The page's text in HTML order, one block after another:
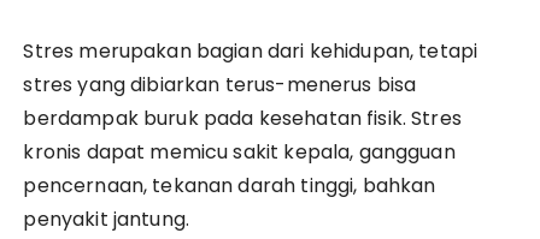
Stres merupakan bagian dari kehidupan, tetapi
stres yang dibiarkan terus-menerus bisa
berdampak buruk pada kesehatan fisik. Stres
kronis dapat memicu sakit kepala, gangguan
pencernaan, tekanan darah tinggi, bahkan
penyakit jantung.